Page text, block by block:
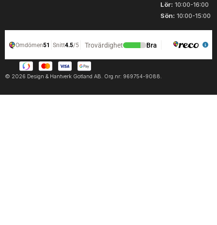
Lör: 10:00-16:00
Sön: 10:00-15:00
© 2026 Design & Hantverk Gotland AB. Org.nr: 969754-9088.